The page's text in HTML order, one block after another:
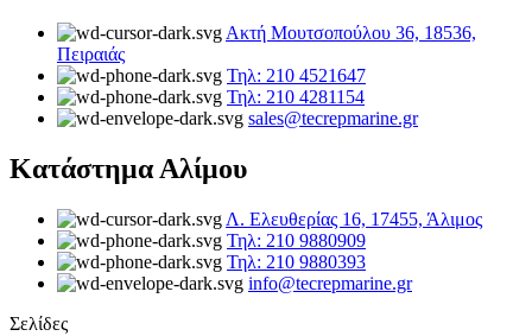
Ακτή Μουτσοπούλου 36, 18536,
Πειραιάς
Τηλ: 210 4521647
Τηλ: 210 4281154
sales@tecrepmarine.gr
Κατάστημα Αλίμου
Λ. Ελευθερίας 16, 17455, Άλιμος
Τηλ: 210 9880909
Τηλ: 210 9880393
info@tecrepmarine.gr
Σελίδες